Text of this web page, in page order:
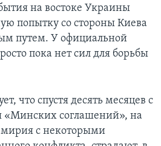
на востоке Украины
попытку со стороны Киева
путем. У официальной
пока нет сил для борьбы
что спустя десять месяцев с
«Минских соглашений», на
с некоторыми